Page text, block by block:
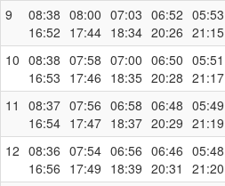
9
08:38
16:52
08:00
17:44
07:03
18:34
06:52
20:26
05:53
21:15
10 08:38
16:53
07:58
17:46
07:00
18:35
06:50
20:28
05:51
21:17
11
08:37
16:54
07:56
17:47
06:58
18:37
06:48
20:29
05:49
21:19
12 08:36
16:56
07:54
17:49
06:56
18:39
06:46
20:31
05:48
21:20